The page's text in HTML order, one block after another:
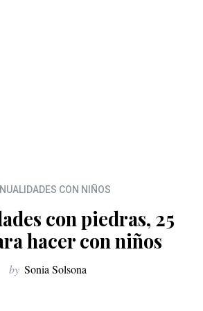
CON NIÑOS
con piedras, 25
hacer con niños
by Sonia Solsona